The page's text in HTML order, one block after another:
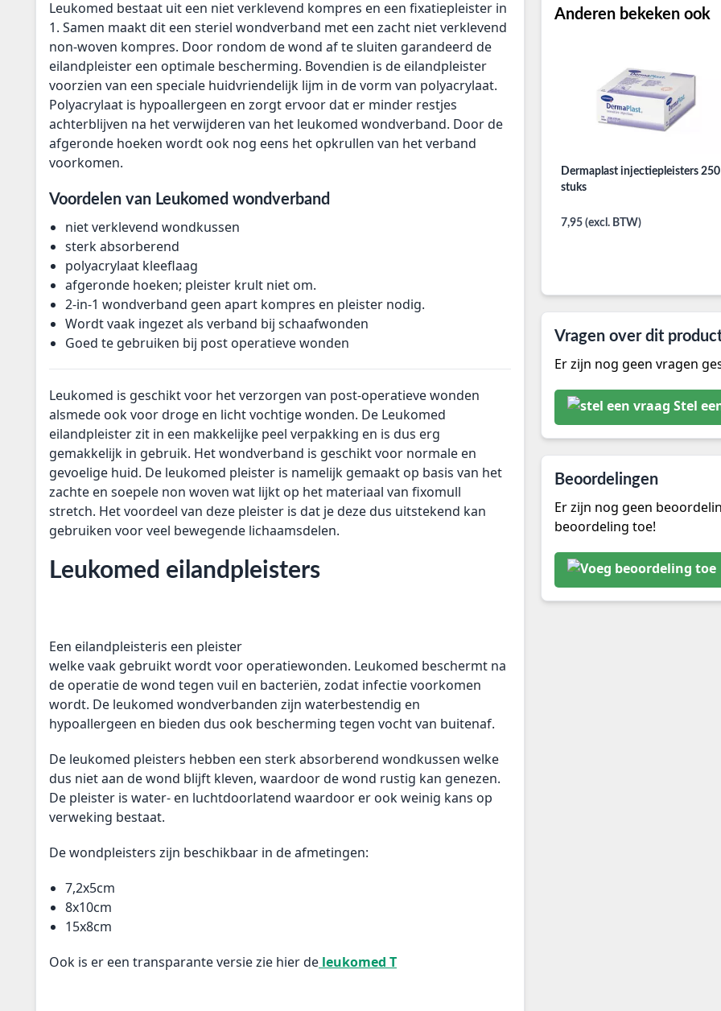
Leukomed bestaat uit een niet verklevend kompres en een fixatiepleister in
1. Samen maakt dit een steriel wondverband met een zacht niet verklevend
non-woven kompres. Door rondom de wond af te sluiten garandeerd de
eilandpleister een optimale bescherming. Bovendien is de eilandpleister
voorzien van een speciale huidvriendelijk lijm in de vorm van polyacrylaat.
Polyacrylaat is hypoallergeen en zorgt ervoor dat er minder restjes
achterblijven na het verwijderen van het leukomed wondverband. Door de
afgeronde hoeken wordt ook nog eens het opkrullen van het verband
voorkomen.
Voordelen van Leukomed wondverband
niet verklevend wondkussen
sterk absorberend
polyacrylaat kleeflaag
afgeronde hoeken; pleister krult niet om.
2-in-1 wondverband geen apart kompres en pleister nodig.
Wordt vaak ingezet als verband bij schaafwonden
Goed te gebruiken bij post operatieve wonden
Leukomed is geschikt voor het verzorgen van post-operatieve wonden
alsmede ook voor droge en licht vochtige wonden. De Leukomed
eilandpleister zit in een makkelijke peel verpakking en is dus erg
gemakkelijk in gebruik. Het wondverband is geschikt voor normale en
gevoelige huid. De leukomed pleister is namelijk gemaakt op basis van het
zachte en soepele non woven wat lijkt op het materiaal van fixomull
stretch. Het voordeel van deze pleister is dat je deze dus uitstekend kan
gebruiken voor veel bewegende lichaamsdelen.
Leukomed eilandpleisters
Een eilandpleisteris een pleister
welke vaak gebruikt wordt voor operatiewonden. Leukomed beschermt na
de operatie de wond tegen vuil en bacteriën, zodat infectie voorkomen
wordt. De leukomed wondverbanden zijn waterbestendig en
hypoallergeen en bieden dus ook bescherming tegen vocht van buitenaf.
De leukomed pleisters hebben een sterk absorberend wondkussen welke
dus niet aan de wond blijft kleven, waardoor de wond rustig kan genezen.
De pleister is water- en luchtdoorlatend waardoor er ook weinig kans op
verweking bestaat.
De wondpleisters zijn beschikbaar in de afmetingen:
7,2x5cm
8x10cm
15x8cm
Ook is er een transparante versie zie hier de leukomed T
Anderen bekeken ook
Dermaplast injectiepleisters 250
stuks
7,95 (excl. BTW)
Vragen over dit
Er zijn nog geen vragen
Stel
Beoordelingen
Er zijn nog geen
beoordeling toe!